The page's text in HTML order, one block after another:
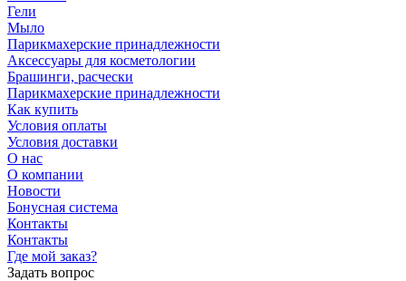
Гели
Мыло
Парикмахерские принадлежности
Аксессуары для косметологии
Брашинги, расчески
Парикмахерские принадлежности
Как купить
Условия оплаты
Условия доставки
О нас
О компании
Новости
Бонусная система
Контакты
Контакты
Где мой заказ?
Задать вопрос